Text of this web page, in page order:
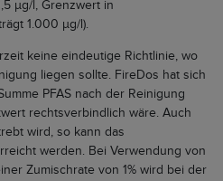
µg/l, Grenzwert in
1.000 µg/l).
keine eindeutige Richtlinie, wo
liegen sollte. FireDos hat sich
PFAS nach der Reinigung
rechtsverbindlich wäre. Auch
wird, so kann das
werden. Bei Verwendung von
Zumischrate von 1% wird bei der